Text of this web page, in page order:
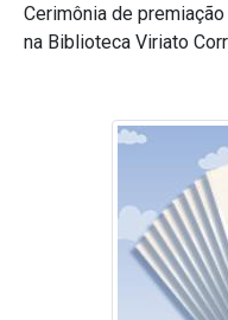
Cerimônia de
na Biblioteca Viriato